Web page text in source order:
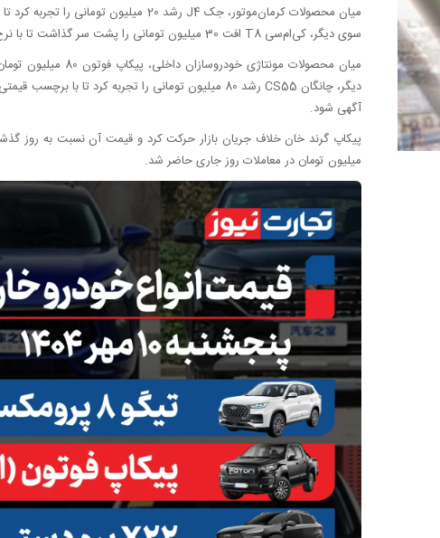
سوی دیگر، کی‌ام‌سی T8 افت 30 میلیون تومانی را پشت سر گذاشت تا با نرخ دو میلیارد و 310 میلیون تومان در معاملات روز جاری حاضر شود.
آگهی شود.
میلیون تومان در معاملات روز جاری حاضر شد.